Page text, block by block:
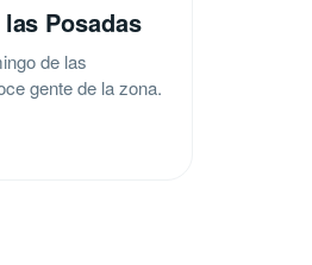
Posadas
de las
gente de la zona.